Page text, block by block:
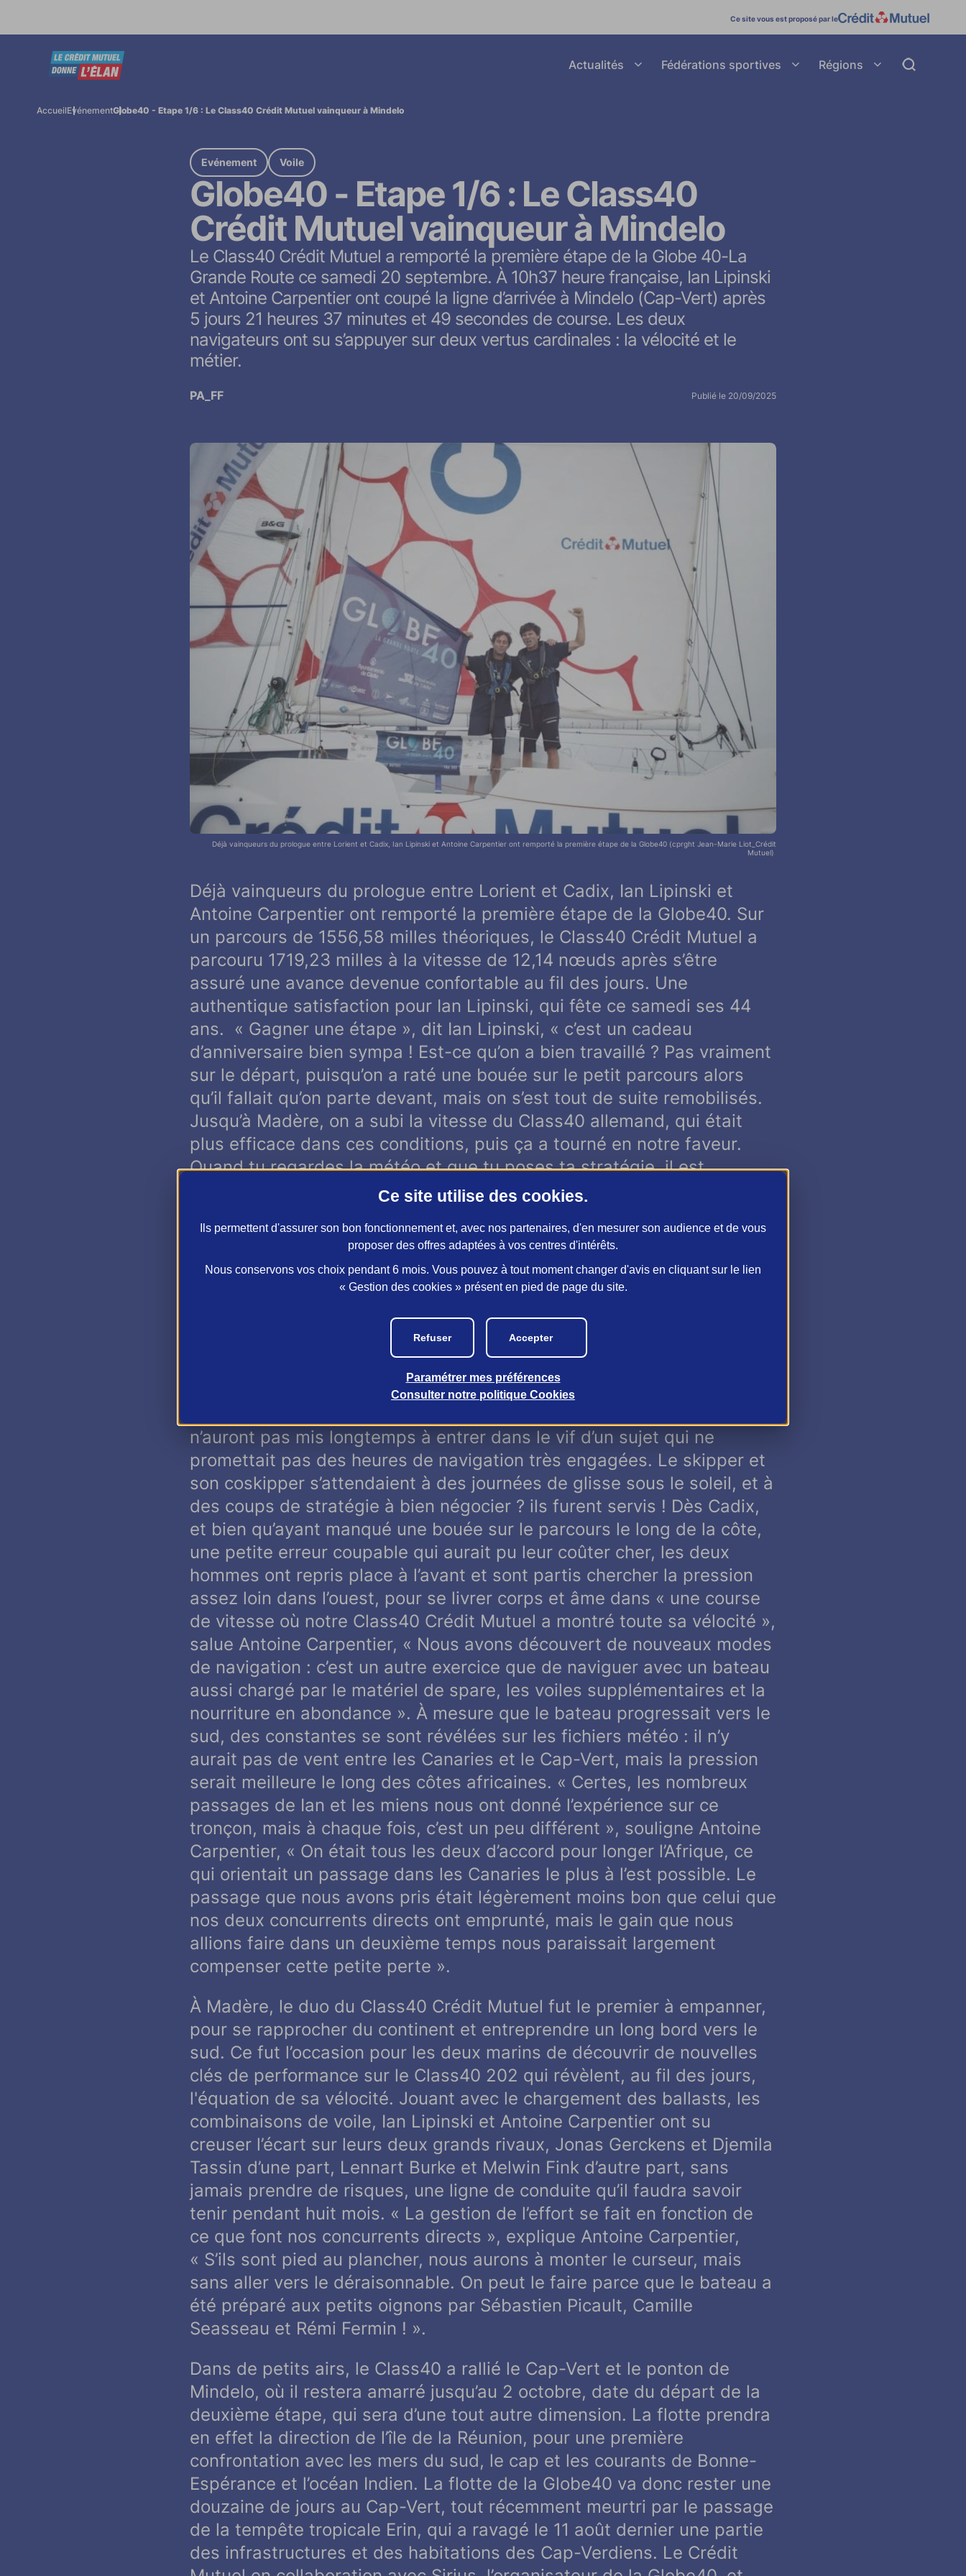
Ce site vous est proposé par le
Actualités next_page Fédérations sportives next_page Régions next_page
AccueilEvénementGlobe40 - Etape 1/6 : Le Class40 Crédit Mutuel vainqueur à Mindelo
Evénement Voile
Globe40 - Etape 1/6 : Le Class40
Crédit Mutuel vainqueur à Mindelo
Le Class40 Crédit Mutuel a remporté la première étape de la Globe 40-La
Grande Route ce samedi 20 septembre. À 10h37 heure française, Ian Lipinski
et Antoine Carpentier ont coupé la ligne d’arrivée à Mindelo (Cap-Vert) après
5 jours 21 heures 37 minutes et 49 secondes de course. Les deux
navigateurs ont su s’appuyer sur deux vertus cardinales : la vélocité et le
métier.
PA_FF Publié le 20/09/2025
Déjà vainqueurs du prologue entre Lorient et Cadix, Ian Lipinski et Antoine Carpentier ont remporté la première étape de la Globe40 (cprght Jean-Marie Liot_Crédit
Mutuel).
Déjà vainqueurs du prologue entre Lorient et Cadix, Ian Lipinski et
Antoine Carpentier ont remporté la première étape de la Globe40. Sur
un parcours de 1556,58 milles théoriques, le Class40 Crédit Mutuel a
parcouru 1719,23 milles à la vitesse de 12,14 nœuds après s’être
assuré une avance devenue confortable au fil des jours. Une
authentique satisfaction pour Ian Lipinski, qui fête ce samedi ses 44
ans. « Gagner une étape », dit Ian Lipinski, « c’est un cadeau
d’anniversaire bien sympa ! Est-ce qu’on a bien travaillé ? Pas vraiment
sur le départ, puisqu’on a raté une bouée sur le petit parcours alors
qu’il fallait qu’on parte devant, mais on s’est tout de suite remobilisés.
Jusqu’à Madère, on a subi la vitesse du Class40 allemand, qui était
plus efficace dans ces conditions, puis ça a tourné en notre faveur.
Quand tu regardes la météo et que tu poses ta stratégie, il est
fréquent que tu patauges et que tu sois obligé de réadapter ton plan.
l’imaginait, on a bien exécuté le plan et ça s’est vérifié sur l’eau, au-
delà de nos espérances puisque les écarts vont être conséquents.
Quand tout s’enchaîne comme ça, c’est très gratifiant
Une pointe de nostalgie avait saisi les deux navigateurs du Class40
Crédit Mutuel, dimanche dernier, au moment de quitter Cadix et ses
heures de velours. On s’attache, puis on se détache pour foncer vers
un autre ailleurs, et c’est ainsi que se fabrique le sel d’un tour du
n’auront pas mis longtemps à entrer dans le vif d’un sujet qui ne
promettait pas des heures de navigation très engagées. Le skipper et
son coskipper s’attendaient à des journées de glisse sous le soleil, et à
des coups de stratégie à bien négocier ? ils furent servis ! Dès Cadix,
et bien qu’ayant manqué une bouée sur le parcours le long de la côte,
une petite erreur coupable qui aurait pu leur coûter cher, les deux
hommes ont repris place à l’avant et sont partis chercher la pression
assez loin dans l’ouest, pour se livrer corps et âme dans « une course
de vitesse où notre Class40 Crédit Mutuel a montré toute sa vélocité »,
salue Antoine Carpentier, « Nous avons découvert de nouveaux modes
de navigation : c’est un autre exercice que de naviguer avec un bateau
aussi chargé par le matériel de spare, les voiles supplémentaires et la
nourriture en abondance ». À mesure que le bateau progressait vers le
sud, des constantes se sont révélées sur les fichiers météo : il n’y
aurait pas de vent entre les Canaries et le Cap-Vert, mais la pression
serait meilleure le long des côtes africaines. « Certes, les nombreux
passages de Ian et les miens nous ont donné l’expérience sur ce
tronçon, mais à chaque fois, c’est un peu différent », souligne Antoine
Carpentier, « On était tous les deux d’accord pour longer l’Afrique, ce
qui orientait un passage dans les Canaries le plus à l’est possible. Le
passage que nous avons pris était légèrement moins bon que celui que
nos deux concurrents directs ont emprunté, mais le gain que nous
allions faire dans un deuxième temps nous paraissait largement
compenser cette petite perte ».
À Madère, le duo du Class40 Crédit Mutuel fut le premier à empanner,
pour se rapprocher du continent et entreprendre un long bord vers le
sud. Ce fut l’occasion pour les deux marins de découvrir de nouvelles
clés de performance sur le Class40 202 qui révèlent, au fil des jours,
l'équation de sa vélocité. Jouant avec le chargement des ballasts, les
combinaisons de voile, Ian Lipinski et Antoine Carpentier ont su
creuser l’écart sur leurs deux grands rivaux, Jonas Gerckens et Djemila
Tassin d’une part, Lennart Burke et Melwin Fink d’autre part, sans
jamais prendre de risques, une ligne de conduite qu’il faudra savoir
tenir pendant huit mois. « La gestion de l’effort se fait en fonction de
ce que font nos concurrents directs », explique Antoine Carpentier,
« S’ils sont pied au plancher, nous aurons à monter le curseur, mais
sans aller vers le déraisonnable. On peut le faire parce que le bateau a
été préparé aux petits oignons par Sébastien Picault, Camille
Seasseau et Rémi Fermin ! ».
Dans de petits airs, le Class40 a rallié le Cap-Vert et le ponton de
Mindelo, où il restera amarré jusqu’au 2 octobre, date du départ de la
deuxième étape, qui sera d’une tout autre dimension. La flotte prendra
en effet la direction de l’île de la Réunion, pour une première
confrontation avec les mers du sud, le cap et les courants de Bonne-
Espérance et l’océan Indien. La flotte de la Globe40 va donc rester une
douzaine de jours au Cap-Vert, tout récemment meurtri par le passage
de la tempête tropicale Erin, qui a ravagé le 11 août dernier une partie
des infrastructures et des habitations des Cap-Verdiens. Le Crédit
Ce site utilise des cookies.
Ils permettent d'assurer son bon fonctionnement et, avec nos partenaires, d'en mesurer son audience et de vous
proposer des offres adaptées à vos centres d'intérêts.
Nous conservons vos choix pendant 6 mois. Vous pouvez à tout moment changer d'avis en cliquant sur le lien
« Gestion des cookies » présent en pied de page du site.
Accepter
Refuser
Paramétrer mes préférences
Consulter notre politique Cookies